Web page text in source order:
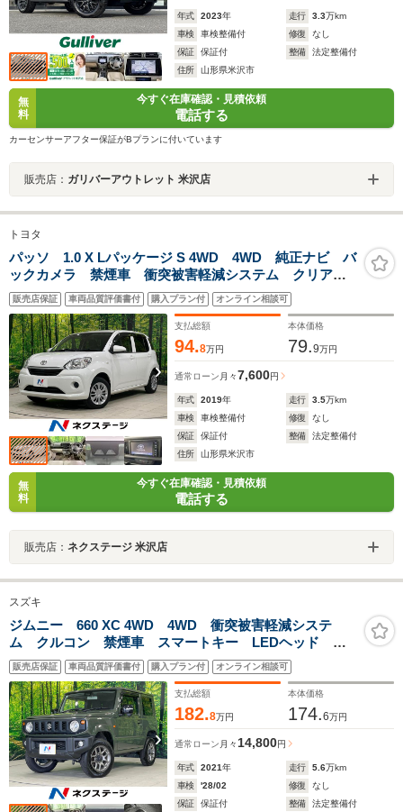
年式 2023年 走行 3.3万km
車検
車検整備付 修復
なし
保証
保証付 整備
法定整備付
住所
山形県米沢市
無
料
今すぐ在庫確認・見積依頼
電話する
カーセンサーアフター保証がBプランに付いています
販売店： ガリバーアウトレット 米沢店
トヨタ
パッソ 1.0 X Lパッケージ S 4WD 4WD 純正ナビ バ
ックカメラ 禁煙車 衝突被害軽減システム クリアラ
ンスソナー オートハイビーム ビルトインETC オー
トエアコン Bluetooth CD フルセグ
販売店保証 車両品質評価書付 購入プラン付 オンライン相談可
支払総額
94.8万円
本体価格
79.9万円
通常ローン 月々7,600円
年式 2019年 走行 3.5万km
車検
車検整備付 修復
なし
保証
保証付 整備
法定整備付
住所
山形県米沢市
無
料
今すぐ在庫確認・見積依頼
電話する
販売店： ネクステージ 米沢店
スズキ
ジムニー 660 XC 4WD 4WD 衝突被害軽減システ
ム クルコン 禁煙車 スマートキー LEDヘッド 純
正16インチアルミ 車線逸脱警報 オートライト オー
トエアコン Bluetooth
販売店保証 車両品質評価書付 購入プラン付 オンライン相談可
支払総額
182.8万円
本体価格
174.6万円
通常ローン 月々 14,800円
年式 2021年 走行 5.6万km
車検
'28/02 修復
なし
保証
保証付 整備
法定整備付